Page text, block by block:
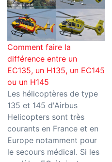
Comment faire la
différence entre un
EC135, un H135, un EC145
ou un H145
Les hélicoptères de type
135 et 145 d'Airbus
Helicopters sont très
courants en France et en
Europe notamment pour
le secours médical. Si les